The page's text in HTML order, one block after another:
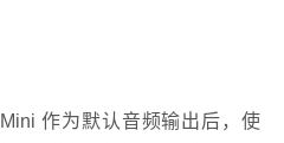
作为默认音频输出后，使